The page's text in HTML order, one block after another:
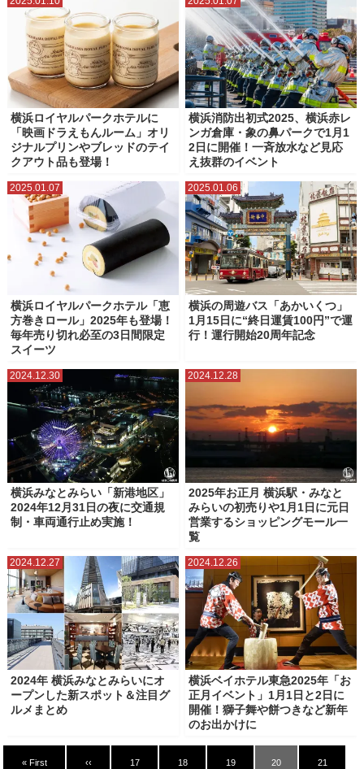
横浜ロイヤルパークホテルに
「映画ドラえもんルーム」オリ
ジナルプリンやブレッドのテイ
クアウト品も登場！
横浜消防出初式2025、横浜赤レ
ンガ倉庫・象の鼻パークで1月1
2日に開催！一斉放水など見応
え抜群のイベント
2025.01.07
横浜ロイヤルパークホテル「恵
方巻きロール」2025年も登場！
毎年売り切れ必至の3日間限定
スイーツ
2025.01.06
横浜の周遊バス「あかいくつ」
1月15日に“終日運賃100円”で運
行！運行開始20周年記念
2024.12.30
横浜みなとみらい「新港地区」
2024年12月31日の夜に交通規
制・車両通行止め実施！
2024.12.28
2025年お正月 横浜駅・みなと
みらいの初売りや1月1日に元日
営業するショッピングモール一
覧
2024.12.27
2024年 横浜みなとみらいにオ
ープンした新スポット＆注目グ
ルメまとめ
2024.12.26
横浜ベイホテル東急2025年「お
正月イベント」1月1日と2日に
開催！獅子舞や餅つきなど新年
のお出かけに
« First ‹‹ 17 18 19 20 21